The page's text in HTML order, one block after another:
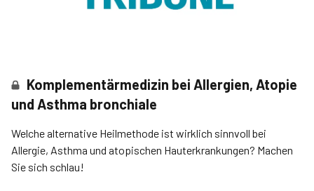
Komplementärmedizin bei Allergien, Atopie
und Asthma bronchiale
Welche alternative Heilmethode ist wirklich sinnvoll bei
Allergie, Asthma und atopischen Hauterkrankungen? Machen
Sie sich schlau!